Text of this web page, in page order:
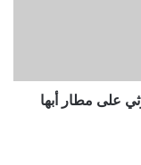
على مطار أبها